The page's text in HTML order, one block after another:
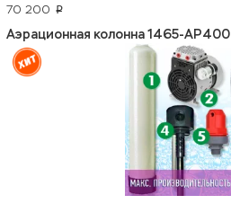
70 200 p
Аэрационная колонна 1465-АР400